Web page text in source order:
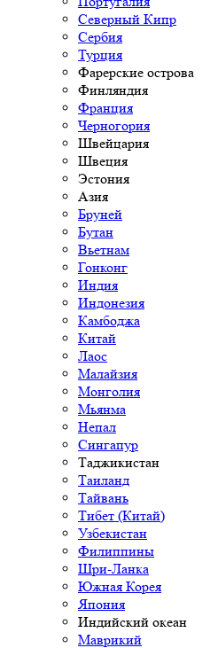
Северный Кипр
Сербия
Турция
Фарерские острова
Финляндия
Франция
Черногория
Швейцария
Швеция
Эстония
Азия
Бруней
Бутан
Вьетнам
Гонконг
Индия
Индонезия
Камбоджа
Китай
Лаос
Малайзия
Монголия
Мьянма
Непал
Сингапур
Таджикистан
Таиланд
Тайвань
Тибет (Китай)
Узбекистан
Филиппины
Шри-Ланка
Южная Корея
Япония
Индийский океан
Маврикий